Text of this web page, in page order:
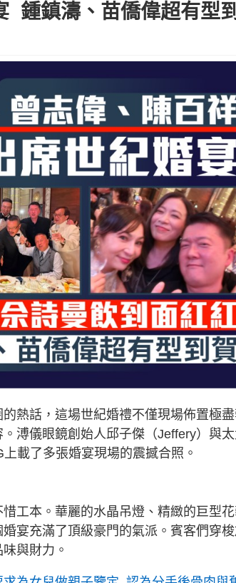
鍾鎮濤、苗僑偉超有型
熱話，這場世紀婚禮不僅現場佈置極
溥儀眼鏡創始人邱子傑（Jeffery）與
載了多張婚宴現場的震撼合照。
工本。華麗的水晶吊燈、精緻的巨型
宴充滿了頂級豪門的氣派。賓客們穿
與財力。